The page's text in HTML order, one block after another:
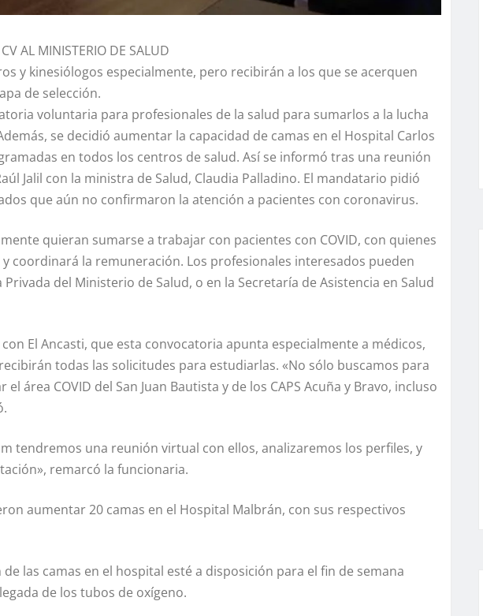
AL MINISTERIO DE SALUD
y kinesiólogos especialmente, pero recibirán a los que se acerquen
de selección.
voluntaria para profesionales de la salud para sumarlos a la lucha
se decidió aumentar la capacidad de camas en el Hospital Carlos
en todos los centros de salud. Así se informó tras una reunión
Jalil con la ministra de Salud, Claudia Palladino. El mandatario pidió
que aún no confirmaron la atención a pacientes con coronavirus.
quieran sumarse a trabajar con pacientes con COVID, con quienes
coordinará la remuneración. Los profesionales interesados pueden
del Ministerio de Salud, o en la Secretaría de Asistencia en Salud
El Ancasti, que esta convocatoria apunta especialmente a médicos,
todas las solicitudes para estudiarlas. «No sólo buscamos para
área COVID del San Juan Bautista y de los CAPS Acuña y Bravo, incluso
tendremos una reunión virtual con ellos, analizaremos los perfiles, y
remarcó la funcionaria.
aumentar 20 camas en el Hospital Malbrán, con sus respectivos
las camas en el hospital esté a disposición para el fin de semana
de los tubos de oxígeno.